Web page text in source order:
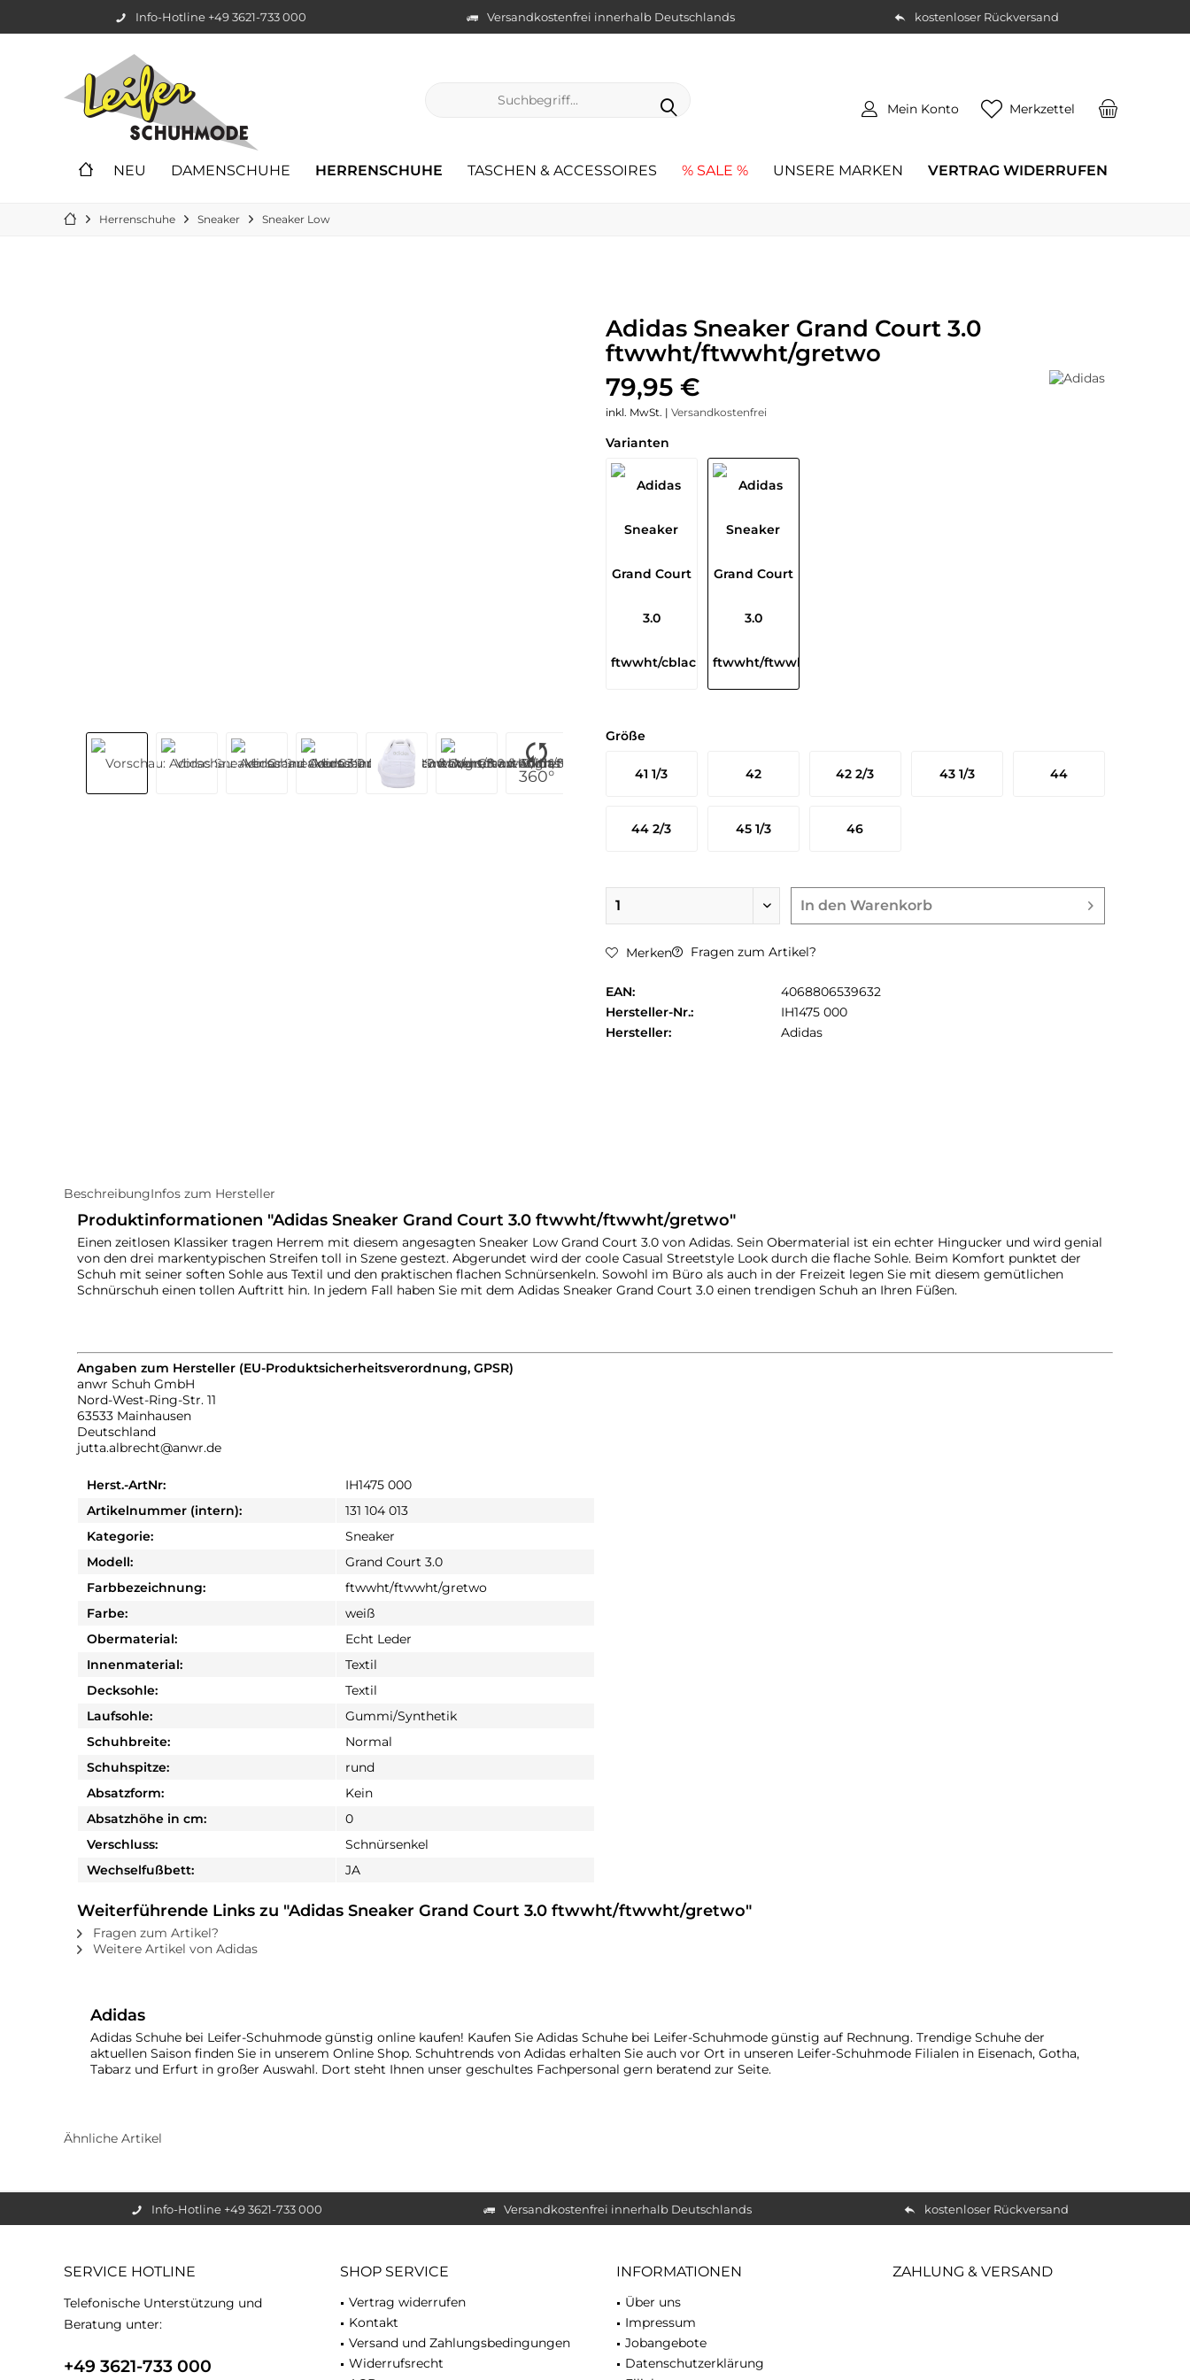
Info-Hotline +49 3621-733 000 Versandkostenfrei innerhalb Deutschlands kostenloser Rückversand
Merkzettel
Mein Konto
NEU DAMENSCHUHE HERRENSCHUHE TASCHEN & ACCESSOIRES % SALE % UNSERE MARKEN VERTRAG WIDERRUFEN
Herrenschuhe Sneaker Sneaker Low
360°
Adidas Sneaker Grand Court 3.0
ftwwht/ftwwht/gretwo
79,95 €
inkl. MwSt. | Versandkostenfrei
Varianten
Größe
41 1/3 42 42 2/3 43 1/3 44
44 2/3 45 1/3 46
In den Warenkorb
Merken Fragen zum Artikel?
EAN:
4068806539632
Hersteller-Nr.:
IH1475 000
Hersteller:
Adidas
BeschreibungInfos zum Hersteller
Produktinformationen "Adidas Sneaker Grand Court 3.0 ftwwht/ftwwht/gretwo"
Einen zeitlosen Klassiker tragen Herrem mit diesem angesagten Sneaker Low Grand Court 3.0 von Adidas. Sein Obermaterial ist ein echter Hingucker und wird genial
von den drei markentypischen Streifen toll in Szene gestezt. Abgerundet wird der coole Casual Streetstyle Look durch die flache Sohle. Beim Komfort punktet der
Schuh mit seiner soften Sohle aus Textil und den praktischen flachen Schnürsenkeln. Sowohl im Büro als auch in der Freizeit legen Sie mit diesem gemütlichen
Schnürschuh einen tollen Auftritt hin. In jedem Fall haben Sie mit dem Adidas Sneaker Grand Court 3.0 einen trendigen Schuh an Ihren Füßen.
Angaben zum Hersteller (EU-Produktsicherheitsverordnung, GPSR)
anwr Schuh GmbH
Nord-West-Ring-Str. 11
63533 Mainhausen
Deutschland
jutta.albrecht@anwr.de
Herst.-ArtNr:
IH1475 000
Artikelnummer (intern):
131 104 013
Kategorie:
Sneaker
Modell:
Grand Court 3.0
Farbbezeichnung:
ftwwht/ftwwht/gretwo
Farbe:
weiß
Obermaterial:
Echt Leder
Innenmaterial:
Textil
Decksohle:
Textil
Laufsohle:
Gummi/Synthetik
Schuhbreite:
Normal
Schuhspitze:
rund
Absatzform:
Kein
Absatzhöhe in cm:
0
Verschluss:
Schnürsenkel
Wechselfußbett:
JA
Weiterführende Links zu "Adidas Sneaker Grand Court 3.0 ftwwht/ftwwht/gretwo"
Fragen zum Artikel?
Weitere Artikel von Adidas
Adidas
Adidas Schuhe bei Leifer-Schuhmode günstig online kaufen! Kaufen Sie Adidas Schuhe bei Leifer-Schuhmode günstig auf Rechnung. Trendige Schuhe der
aktuellen Saison finden Sie in unserem Online Shop. Schuhtrends von Adidas erhalten Sie auch vor Ort in unseren Leifer-Schuhmode Filialen in Eisenach, Gotha,
Tabarz und Erfurt in großer Auswahl. Dort steht Ihnen unser geschultes Fachpersonal gern beratend zur Seite.
Ähnliche Artikel
Info-Hotline +49 3621-733 000 Versandkostenfrei innerhalb Deutschlands kostenloser Rückversand
SERVICE HOTLINE
Telefonische Unterstützung und
Beratung unter:
+49 3621-733 000
SHOP SERVICE
Vertrag widerrufen
Kontakt
Versand und Zahlungsbedingungen
Widerrufsrecht
INFORMATIONEN
Über uns
Impressum
Jobangebote
Datenschutzerklärung
ZAHLUNG & VERSAND